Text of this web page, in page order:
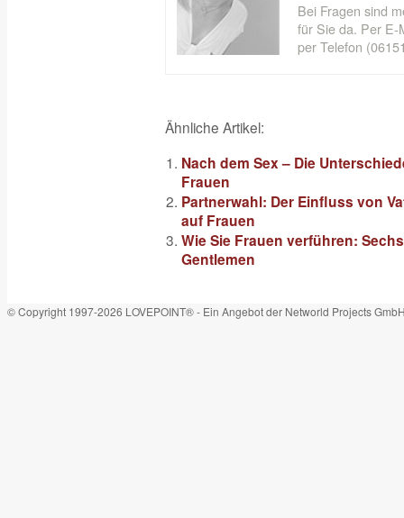
Bei Fragen sind
für Sie da. Per E-
per Telefon
Ähnliche Artikel:
Nach dem Sex – Die
Frauen
Partnerwahl: Der Einfluss von
auf Frauen
Wie Sie Frauen verführen:
Gentlemen
© Copyright 1997-2026 LOVEPOINT® - Ein Angebot der Networld Projects